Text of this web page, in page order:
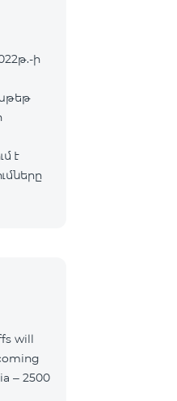
ի
է
will
– 2500